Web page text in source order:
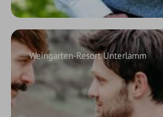
Weingarten-Resort Unterlamm